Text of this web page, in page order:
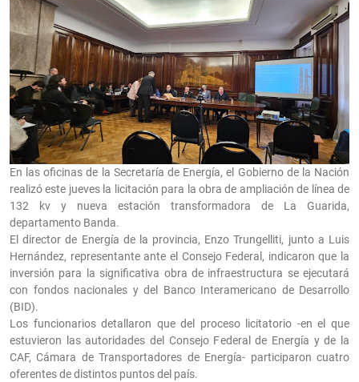
En las oficinas de la Secretaría de Energía, el Gobierno de la Nación
realizó este jueves la licitación para la obra de ampliación de línea de
132 kv y nueva estación transformadora de La Guarida,
departamento Banda.
El director de Energía de la provincia, Enzo Trungelliti, junto a Luis
Hernández, representante ante el Consejo Federal, indicaron que la
inversión para la significativa obra de infraestructura se ejecutará
con fondos nacionales y del Banco Interamericano de Desarrollo
(BID).
Los funcionarios detallaron que del proceso licitatorio -en el que
estuvieron las autoridades del Consejo Federal de Energía y de la
CAF, Cámara de Transportadores de Energía- participaron cuatro
oferentes de distintos puntos del país.